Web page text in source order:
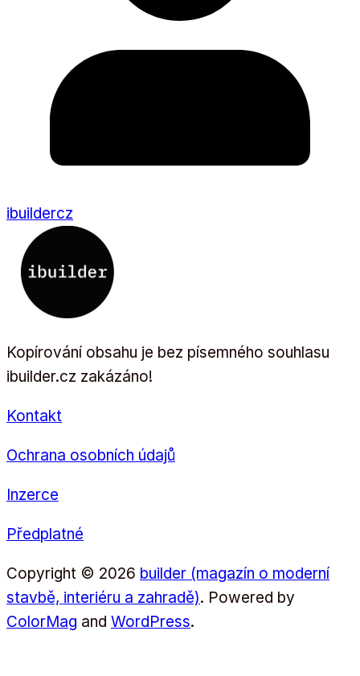
ibuildercz
Kopírování obsahu je bez písemného souhlasu
ibuilder.cz zakázáno!
Kontakt
Ochrana osobních údajů
Inzerce
Předplatné
Copyright © 2026 builder (magazín o moderní
stavbě, interiéru a zahradě). Powered by
ColorMag and WordPress.